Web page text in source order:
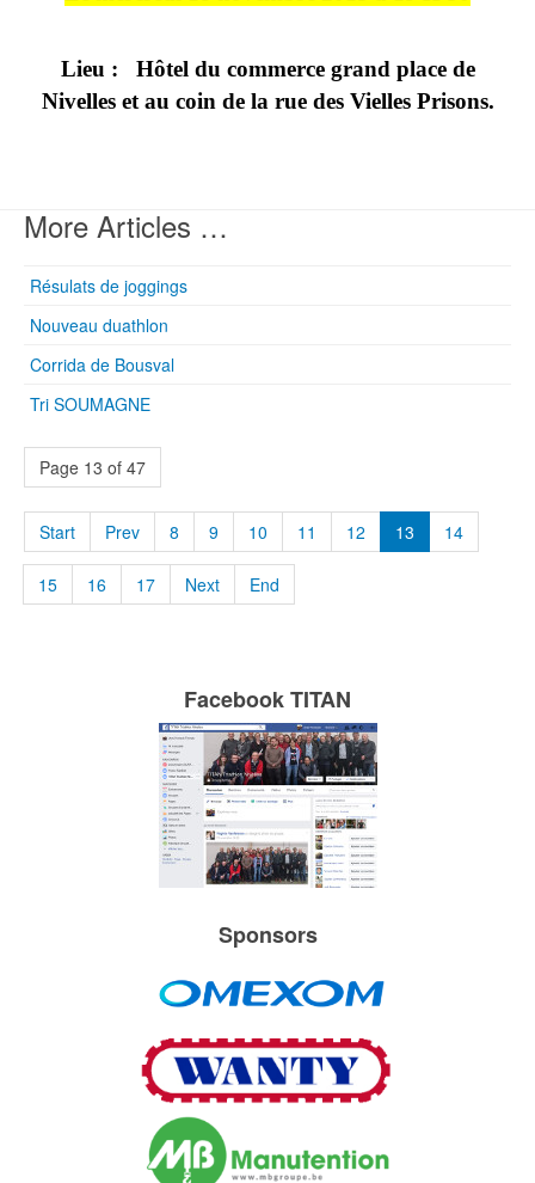
Lieu : Hôtel du commerce grand place de
Nivelles et au coin de la rue des Vielles Prisons.
More Articles …
Résulats de joggings
Nouveau duathlon
Corrida de Bousval
Tri SOUMAGNE
Page 13 of 47
Start Prev 8 9 10 11 12 13 14
15 16 17 Next End
Facebook TITAN
Sponsors